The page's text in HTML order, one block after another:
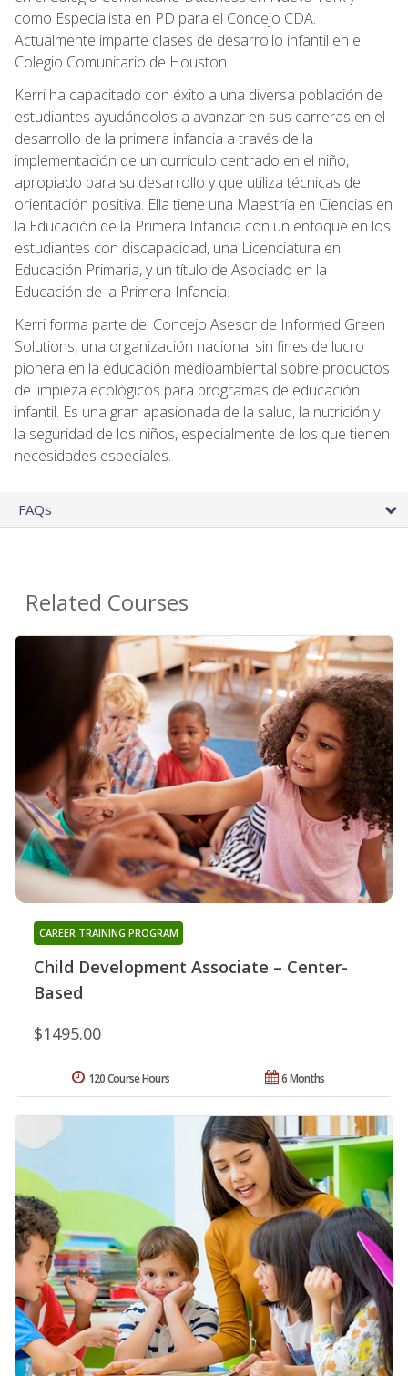
como Especialista en PD para el Concejo CDA.
Actualmente imparte clases de desarrollo infantil en el
Colegio Comunitario de Houston.
Kerri ha capacitado con éxito a una diversa población de
estudiantes ayudándolos a avanzar en sus carreras en el
desarrollo de la primera infancia a través de la
implementación de un currículo centrado en el niño,
apropiado para su desarrollo y que utiliza técnicas de
orientación positiva. Ella tiene una Maestría en Ciencias en
la Educación de la Primera Infancia con un enfoque en los
estudiantes con discapacidad, una Licenciatura en
Educación Primaria, y un título de Asociado en la
Educación de la Primera Infancia.
Kerri forma parte del Concejo Asesor de Informed Green
Solutions, una organización nacional sin fines de lucro
pionera en la educación medioambiental sobre productos
de limpieza ecológicos para programas de educación
infantil. Es una gran apasionada de la salud, la nutrición y
la seguridad de los niños, especialmente de los que tienen
necesidades especiales.
FAQs
Related Courses
Child Development Associate – Center-
Based
CAREER TRAINING PROGRAM
$1495.00
6 Months
120 Course Hours